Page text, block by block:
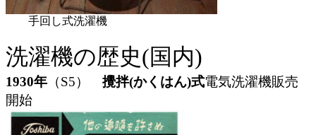
手回し式洗濯機
洗濯機の歴史(国内)
1930年 （S5） 攪拌(かくはん)式電気洗濯機販売
開始